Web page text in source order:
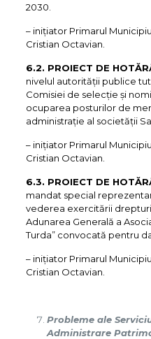
2030.
– iniţiator Primarul
Cristian Octavian.
6.2. PROIECT DE
nivelul autorității publice
Comisiei de selecție și
ocuparea posturilor de
administrație al societății
– iniţiator Primarul
Cristian Octavian.
6.3. PROIECT DE
mandat special
vederea exercitării
Adunarea Generală a
Turda” convocată pentru
– iniţiator Primarul
Cristian Octavian.
Probleme ale
Administrare